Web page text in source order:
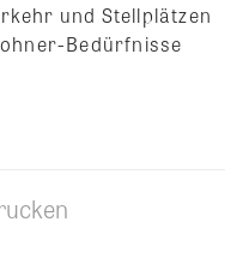
und Stellplätzen
Bedürfnisse